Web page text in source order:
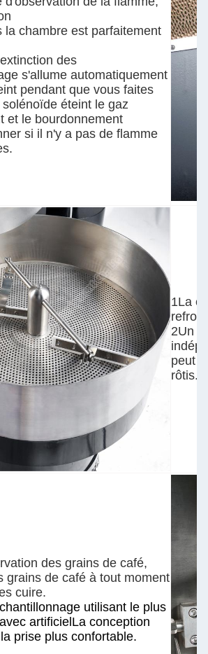
la chambre est parfaitement
des
s'allume automatiquement
pendant que vous faites
éteint le gaz
et le bourdonnement
si il n'y a pas de flamme
1La
2Un
peut
rôtis.
des grains de café,
grains de café à tout moment
cuire.
utilisant le plus
artificiel La conception
prise plus confortable.